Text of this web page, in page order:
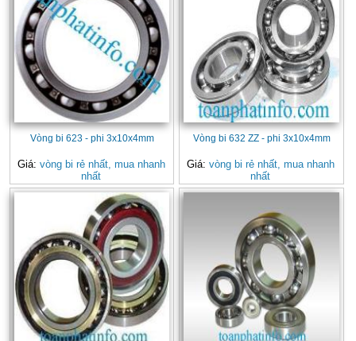
Vòng bi 623 - phi 3x10x4mm
Giá: vòng bi rẻ nhất, mua nhanh
nhất
Vòng bi 632 ZZ - phi 3x10x4mm
Giá: vòng bi rẻ nhất, mua nhanh
nhất